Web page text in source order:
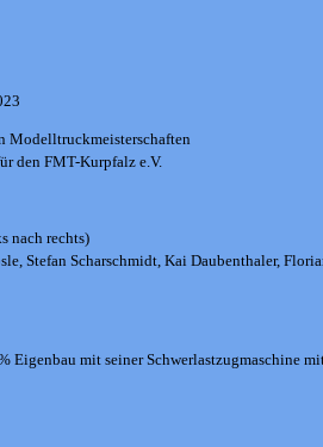
Modelltruckmeisterschaften
den FMT-Kurpfalz e.V.
nach rechts)
Stefan Scharschmidt, Kai Daubenthaler,
Eigenbau mit seiner Schwerlastzugmaschine